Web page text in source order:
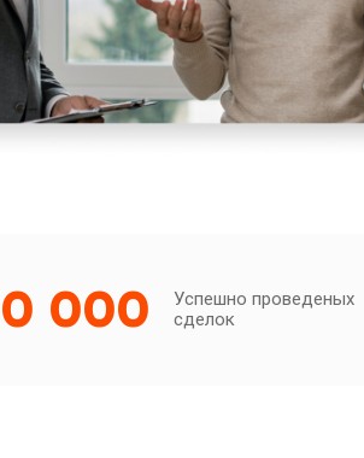
000
Успешно проведеных
сделок